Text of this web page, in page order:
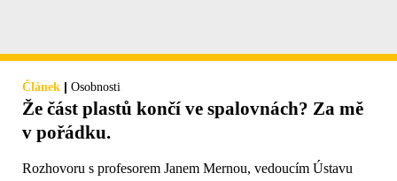
Článek | Osobnosti
Že část plastů končí ve spalovnách? Za mě
v pořádku.
Rozhovoru s profesorem Janem Mernou, vedoucím Ústavu